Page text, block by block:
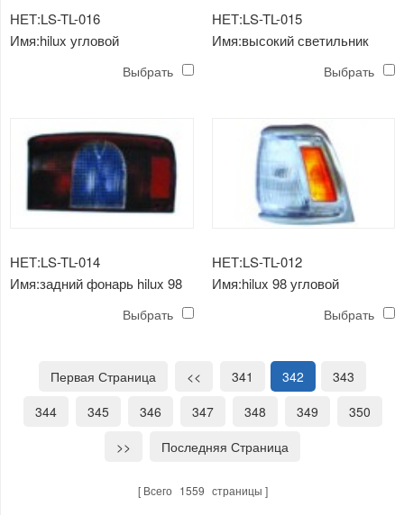
НЕТ:LS-TL-016
Имя:hilux угловой
Выбрать
НЕТ:LS-TL-015
Имя:высокий светильник
Выбрать
НЕТ:LS-TL-014
Имя:задний фонарь hilux 98
Выбрать
НЕТ:LS-TL-012
Имя:hilux 98 угловой
светильник (хромированный)
Выбрать
Первая Страница << 341 342
343
344
345 346 347 348 349
350
>>
Последняя Страница
Всего 1559 страницы